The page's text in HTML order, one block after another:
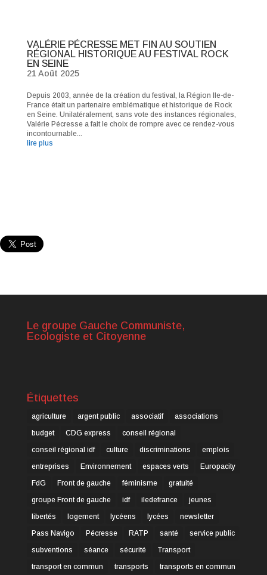
VALÉRIE PÉCRESSE MET FIN AU SOUTIEN
RÉGIONAL HISTORIQUE AU FESTIVAL ROCK
EN SEINE
21 Août 2025
Depuis 2003, année de la création du festival, la Région Ile-de-
France était un partenaire emblématique et historique de Rock
en Seine. Unilatéralement, sans vote des instances régionales,
Valérie Pécresse a fait le choix de rompre avec ce rendez-vous
incontournable...
lire plus
Le groupe Gauche Communiste,
Ecologiste et Citoyenne
Étiquettes
agriculture argent public associatif
associations
budget
CDG express
conseil régional
conseil régional idf
culture discriminations
emplois
entreprises
Environnement espaces verts
Europacity
FdG
Front de gauche féminisme
gratuité
groupe Front de gauche
idf iledefrance
jeunes
libertés
logement lycéens lycées
newsletter
Pass Navigo
Pécresse RATP santé
service public
subventions
séance sécurité
Transport
transport en commun
transports transports en commun